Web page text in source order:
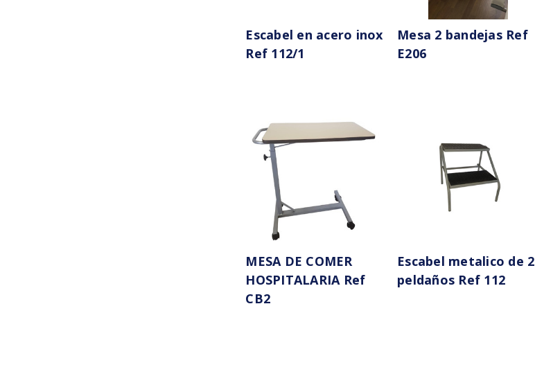
Escabel en acero inox
Ref 112/1
Mesa 2 bandejas Ref
E206
MESA DE COMER
HOSPITALARIA Ref
CB2
Escabel metalico de 2
peldaños Ref 112